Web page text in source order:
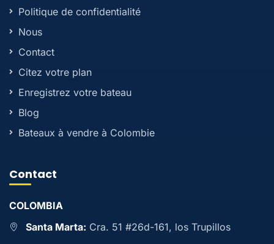
Politique de confidentialité
Nous
Contact
Citez votre plan
Enregistrez votre bateau
Blog
Bateaux à vendre à Colombie
Contact
COLOMBIA
Santa Marta: Cra. 51 #26d-161, los Trupillos